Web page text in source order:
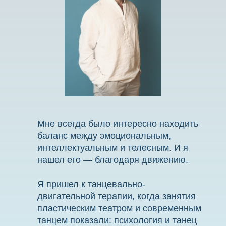
Мне всегда было интересно находить
баланс между эмоциональным,
интеллектуальным и телесным. И я
нашел его — благодаря движению.
Я пришел к танцевально-
двигательной терапии, когда занятия
пластическим театром и современным
танцем показали: психология и танец